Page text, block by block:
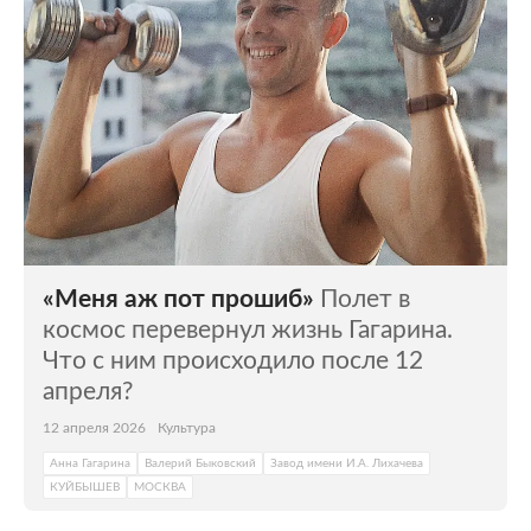
«Меня аж пот прошиб» Полет в
космос перевернул жизнь Гагарина.
Что с ним происходило после 12
апреля?
12 апреля 2026 Культура
Анна Гагарина Валерий Быковский
Завод имени И.А. Лихачева
КУЙБЫШЕВ
МОСКВА